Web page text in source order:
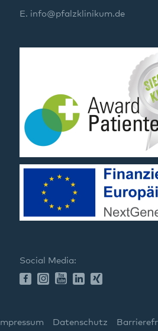
E. info@pfalzklinikum.de
Social Media:
Impressum Datenschutz